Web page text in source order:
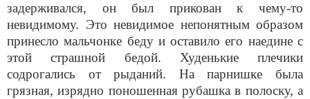
задерживался, он был прикован к чему-то
невидимому. Это невидимое непонятным образом
принесло мальчонке беду и оставило его наедине с
этой страшной бедой. Худенькие плечики
содрогались от рыданий. На парнишке была
грязная, изрядно поношенная рубашка в полоску, а